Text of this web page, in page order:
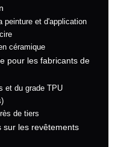
peinture et d'application
céramique
pour les fabricants de
et du grade TPU
de tiers
sur les revêtements